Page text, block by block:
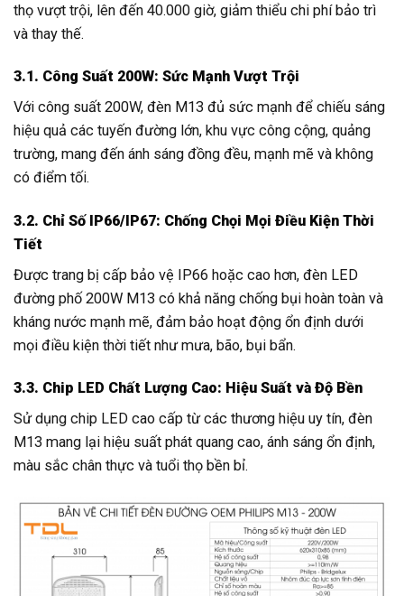
thọ vượt trội, lên đến 40.000 giờ, giảm thiểu chi phí bảo trì
và thay thế.
3.1. Công Suất 200W: Sức Mạnh Vượt Trội
Với công suất 200W, đèn M13 đủ sức mạnh để chiếu sáng
hiệu quả các tuyến đường lớn, khu vực công cộng, quảng
trường, mang đến ánh sáng đồng đều, mạnh mẽ và không
có điểm tối.
3.2. Chỉ Số IP66/IP67: Chống Chọi Mọi Điều Kiện Thời
Tiết
Được trang bị cấp bảo vệ IP66 hoặc cao hơn, đèn LED
đường phố 200W M13 có khả năng chống bụi hoàn toàn và
kháng nước mạnh mẽ, đảm bảo hoạt động ổn định dưới
mọi điều kiện thời tiết như mưa, bão, bụi bẩn.
3.3. Chip LED Chất Lượng Cao: Hiệu Suất và Độ Bền
Sử dụng chip LED cao cấp từ các thương hiệu uy tín, đèn
M13 mang lại hiệu suất phát quang cao, ánh sáng ổn định,
màu sắc chân thực và tuổi thọ bền bỉ.